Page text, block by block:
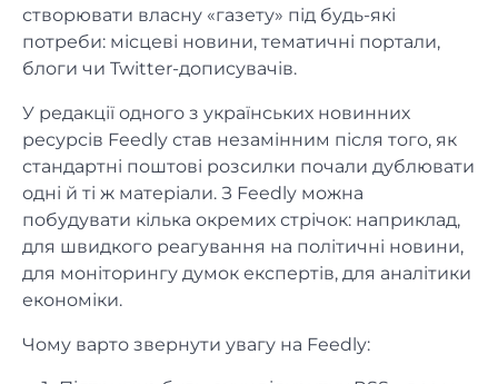
створювати власну «газету» під будь-які
потреби: місцеві новини, тематичні портали,
блоги чи Twitter-дописувачів.
У редакції одного з українських новинних
ресурсів Feedly став незамінним після того, як
стандартні поштові розсилки почали дублювати
одні й ті ж матеріали. З Feedly можна
побудувати кілька окремих стрічок: наприклад,
для швидкого реагування на політичні новини,
для моніторингу думок експертів, для аналітики
економіки.
Чому варто звернути увагу на Feedly: